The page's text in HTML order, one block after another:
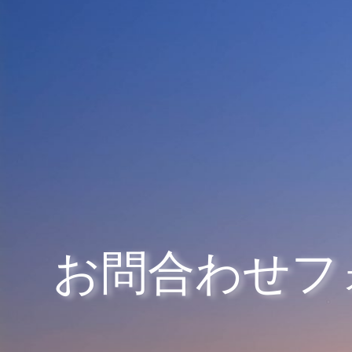
お問合わせ